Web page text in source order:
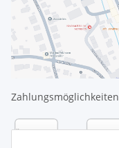
Zahlungsmöglichkeiten